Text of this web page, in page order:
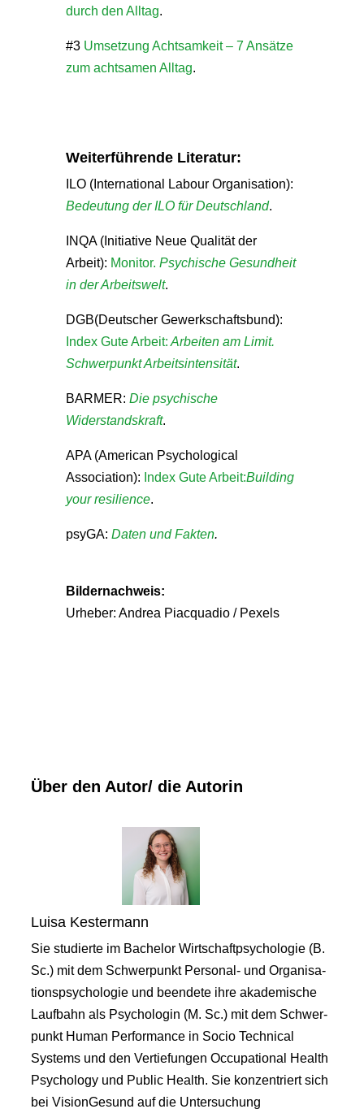
durch den Alltag.
#3 Umsetzung Achtsamkeit – 7 Ansätze
zum achtsamen Alltag.
Weiterführende Literatur:
ILO (International Labour Organisation):
Bedeutung der ILO für Deutschland.
INQA (Initiative Neue Qualität der
Arbeit): Monitor. Psychische Gesundheit
in der Arbeitswelt.
DGB(Deutscher Gewerkschaftsbund):
Index Gute Arbeit: Arbeiten am Limit.
Schwerpunkt Arbeitsintensität.
BARMER: Die psychische
Widerstandskraft.
APA (American Psychological
Association): Index Gute Arbeit:Building
your resilience.
psyGA: Daten und Fakten.
Bildernachweis:
Urheber: Andrea Piacquadio / Pexels
Über den Autor/ die Autorin
Luisa Kestermann
Sie studierte im Bachelor Wirtschaftpsychologie (B.
Sc.) mit dem Schwerpunkt Personal- und Organisa-
tionspsychologie und beendete ihre akademische
Laufbahn als Psychologin (M. Sc.) mit dem Schwer-
punkt Human Performance in Socio Technical
Systems und den Vertiefungen Occupational Health
Psychology und Public Health. Sie konzentriert sich
bei VisionGesund auf die Untersuchung